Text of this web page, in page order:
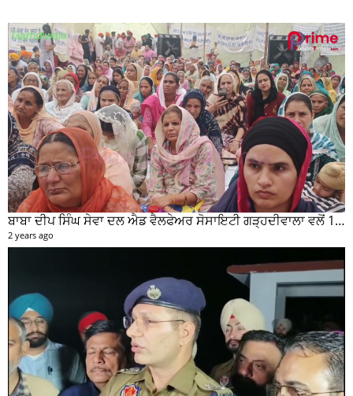
ਬਾਬਾ ਦੀਪ ਸਿੰਘ ਸੇਵਾ ਦਲ ਐਡ ਵੈਲਫੇਅਰ ਸੋਸਾਇਟੀ ਗੜ੍ਹਦੀਵਾਲਾ ਵਲੋਂ 100 ਵਾਂ ਮਹੀਨਾਵਾਰ ਰਾਸ਼ਨ ਵੰਡ ਸਮਾਰੋਹ ਕਰਵਾਇਆ
2 years ago